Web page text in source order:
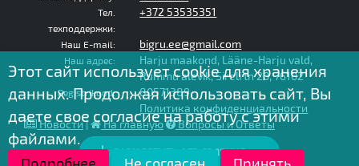
Тел.
техподдержки:
+372 53535351
Наш E-mail: bigru.ee@gmail.com
Наш адрес:
Harju maakond, Lääne-Harju vald,
Rummu alevik, Sireli tn 20, 76102
Registrikood:
80571389
Политика конфиденциальности
Новости| На главную Вопросы и Ответы
2020 - 2025 © bigru.ee - все права защищены
РАЗМЕСТИТЬ ОБЪЯВЛЕНИЕ
Этот сайт использует cookie для хранения
данных. Продолжая использовать сайт, Вы
даете свое согласие на работу с этими
файлами.